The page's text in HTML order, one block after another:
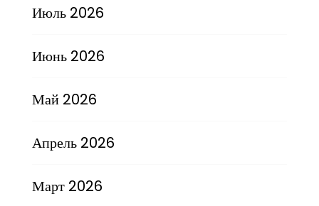
Июль 2026
Июнь 2026
Май 2026
Апрель 2026
Март 2026